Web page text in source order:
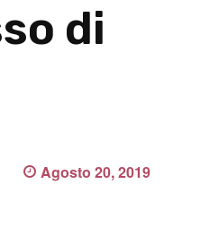
di
Agosto 20, 2019